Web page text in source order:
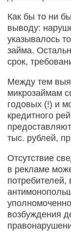
Как бы то ни
выводу:
указывалось
займа.
срок,
Между тем
микрозаймам
годовых (!) и
кредитного
тыс. рублей,
Отсутствие
в рекламе
возбуждения